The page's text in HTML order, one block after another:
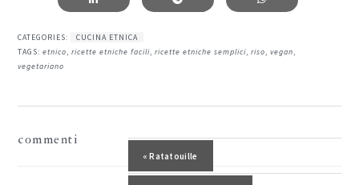
CATEGORIES:
CUCINA ETNICA
TAGS:etnico,ricette etniche facili,ricette etniche semplici,riso,vegan,
vegetariano
Post precedente:
« Ratatouille
del
commenti